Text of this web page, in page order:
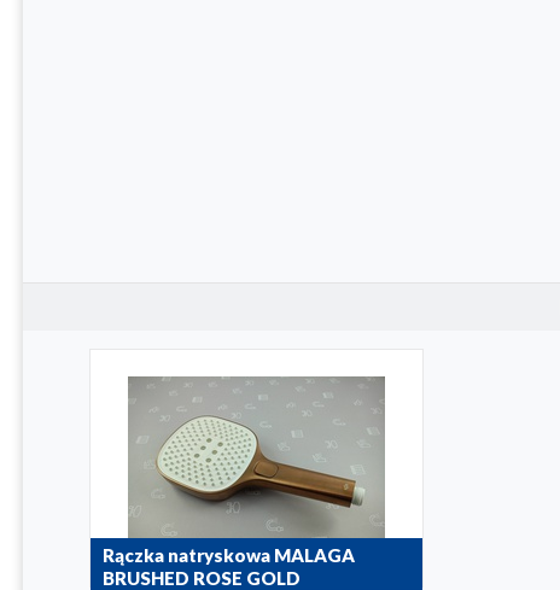
Rączka natryskowa MALAGA
BRUSHED ROSE GOLD